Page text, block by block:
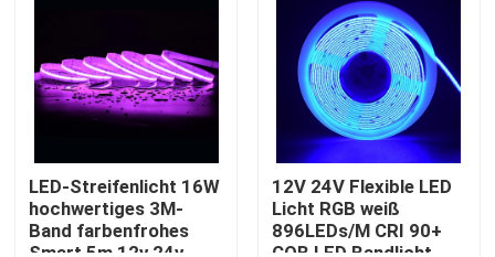
Nach Hause
Über uns
Kontakte
LED-Streifenlicht 16W
hochwertiges 3M-
Band farbenfrohes
12V 24V Flexible LED
Licht RGB weiß
896LEDs/M CRI 90+